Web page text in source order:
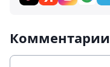
Комментарии